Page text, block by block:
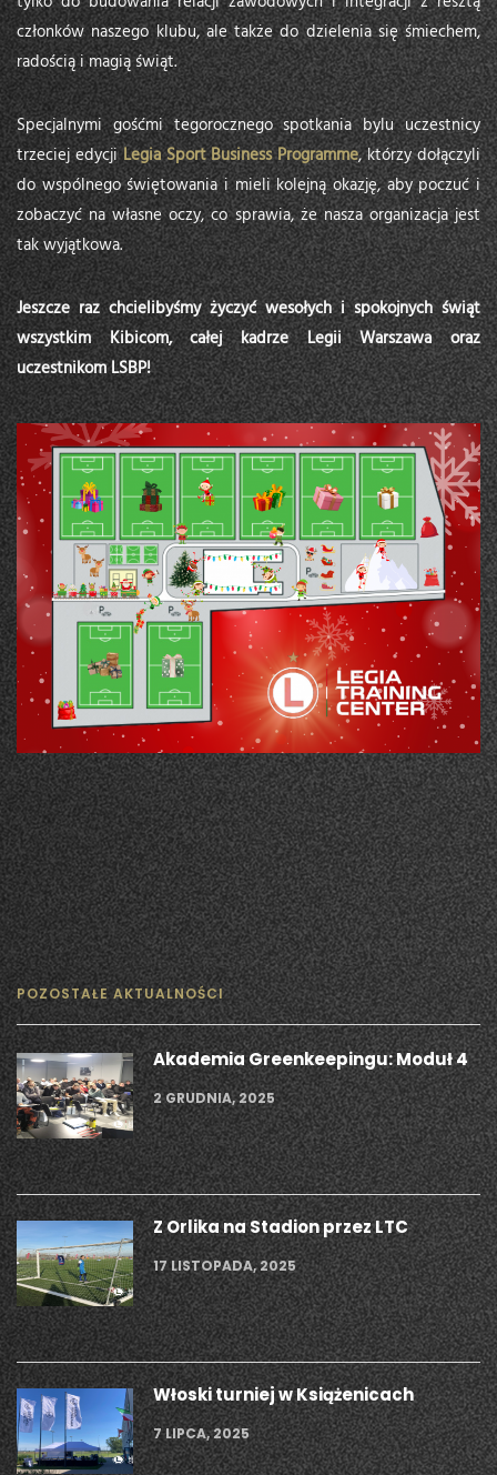
członków naszego klubu, ale także do dzielenia się śmiechem,
radością i magią świąt.
Specjalnymi gośćmi tegorocznego spotkania bylu uczestnicy
trzeciej edycjiLegia Sport Business Programme, którzy dołączyli
do wspólnego świętowania i mieli kolejną okazję, aby poczuć i
zobaczyć na własne oczy, co sprawia, że nasza organizacja jest
tak wyjątkowa.
Jeszcze raz chcielibyśmy życzyć wesołych i spokojnych świąt
wszystkim Kibicom, całej kadrze Legii Warszawa oraz
uczestnikom LSBP!
POZOSTAŁE AKTUALNOŚCI
Akademia Greenkeepingu: Moduł 4
2 GRUDNIA, 2025
Z Orlika na Stadion przez LTC
17 LISTOPADA, 2025
Włoski turniej w Książenicach
7 LIPCA, 2025